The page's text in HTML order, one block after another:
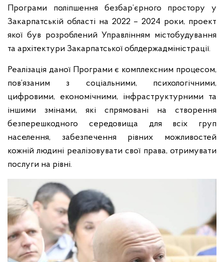
Програми поліпшення безбар’єрного простору у
Закарпатській області на 2022 – 2024 роки, проект
якої був розроблений Управлінням містобудування
та архітектури Закарпатської облдержадміністрації.
Реалізація даної Програми є комплексним процесом,
пов’язаним з соціальними, психологічними,
цифровими, економічними, інфраструктурними та
іншими змінами, які спрямовані на створення
безперешкодного середовища для всіх груп
населення, забезпечення рівних можливостей
кожній людині реалізовувати свої права, отримувати
послуги на рівні.